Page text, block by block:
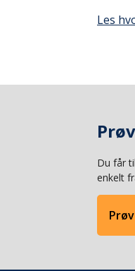
Les
Du får
enkelt